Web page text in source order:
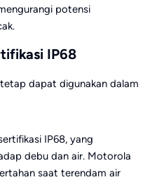
potensi
IP68
dapat digunakan dalam
IP68, yang
debu dan air. Motorola
saat terendam air